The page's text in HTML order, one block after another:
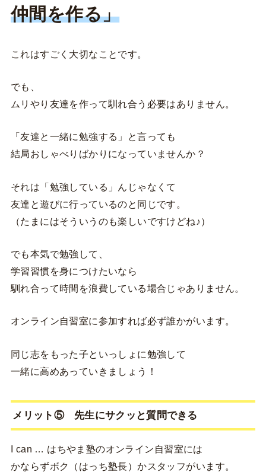
仲間を作る」
これはすごく大切なことです。
でも、
ムリやり友達を作って馴れ合う必要はありません。
「友達と一緒に勉強する」と言っても
結局おしゃべりばかりになっていませんか？
それは「勉強している」んじゃなくて
友達と遊びに行っているのと同じです。
（たまにはそういうのも楽しいですけどね♪）
でも本気で勉強して、
学習習慣を身につけたいなら
馴れ合って時間を浪費している場合じゃありません。
オンライン自習室に参加すれば必ず誰かがいます。
同じ志をもった子といっしょに勉強して
一緒に高めあっていきましょう！
メリット⑤ 先生にサクッと質問できる
I can … はちやま塾のオンライン自習室には
かならずボク（はっち塾長）かスタッフがいます。